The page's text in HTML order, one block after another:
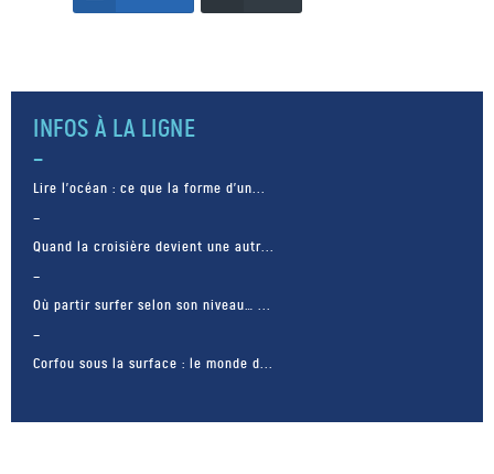
INFOS À LA LIGNE
Lire l’océan : ce que la forme d’un...
Quand la croisière devient une autr...
Où partir surfer selon son niveau… ...
Corfou sous la surface : le monde d...